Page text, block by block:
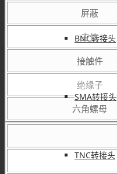
BNC转接头
SMA转接头
TNC转接头
屏蔽
主体
接触件
绝缘子
六角螺母